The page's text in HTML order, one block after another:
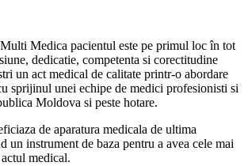
Medica pacientul este pe primul loc în tot
dedicatie, competenta si corectitudine
un act medical de calitate printr-o abordare
sprijinul unei echipe de medici profesionisti si
Moldova si peste hotare.
de aparatura medicala de ultima
un instrument de baza pentru a avea cele mai
medical.